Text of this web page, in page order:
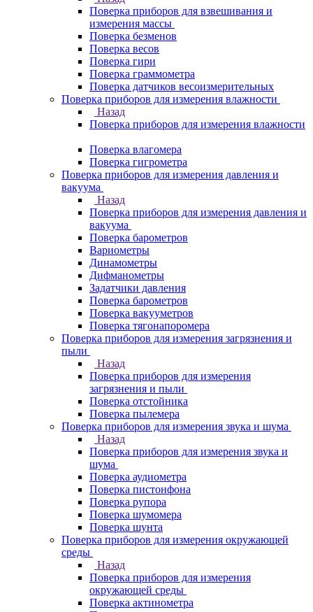
Поверка приборов для взвешивания и
измерения массы
Поверка безменов
Поверка весов
Поверка гири
Поверка граммометра
Поверка датчиков весоизмерительных
Поверка приборов для измерения влажности
Назад
Поверка приборов для измерения влажности
Поверка влагомера
Поверка гигрометра
Поверка приборов для измерения давления и
вакуума
Назад
Поверка приборов для измерения давления и
вакуума
Поверка барометров
Вариометры
Динамометры
Дифманометры
Задатчики давления
Поверка барометров
Поверка вакууметров
Поверка тягонапоромера
Поверка приборов для измерения загрязнения и
пыли
Назад
Поверка приборов для измерения
загрязнения и пыли
Поверка отстойника
Поверка пылемера
Поверка приборов для измерения звука и шума
Назад
Поверка приборов для измерения звука и
шума
Поверка аудиометра
Поверка пистонфона
Поверка рупора
Поверка шумомера
Поверка шунта
Поверка приборов для измерения окружающей
среды
Назад
Поверка приборов для измерения
окружающей среды
Поверка актинометра